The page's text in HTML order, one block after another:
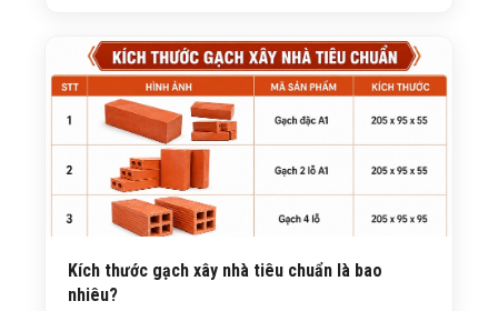
Kích thước gạch xây nhà tiêu chuẩn là bao
nhiêu?